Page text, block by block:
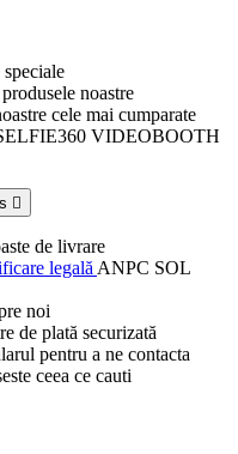
noastre
cele mai cumparate
VIDEOBOOTH

de livrare
legală ANPC SOL
noi
de plată securizată
pentru a ne contacta
ceea ce cauti